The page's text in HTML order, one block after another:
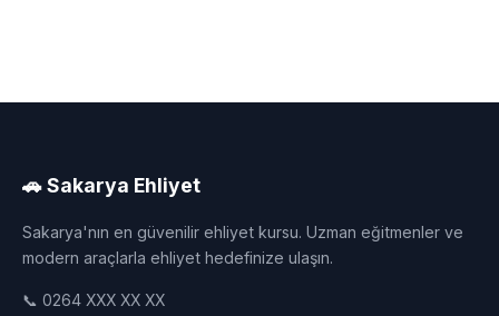
🚗 Sakarya Ehliyet
Sakarya'nın en güvenilir ehliyet kursu. Uzman eğitmenler ve
modern araçlarla ehliyet hedefinize ulaşın.
📞 0264 XXX XX XX